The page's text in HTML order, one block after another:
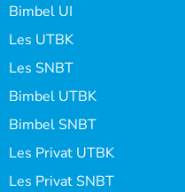
Bimbel UI
Les UTBK
Les SNBT
Bimbel UTBK
Bimbel SNBT
Les Privat UTBK
Les Privat SNBT